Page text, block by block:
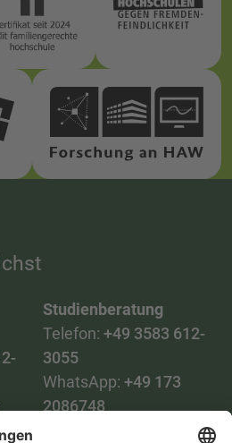
Studienberatung
Telefon: +49 3583 612-
3055
WhatsApp: +49 173
2086748